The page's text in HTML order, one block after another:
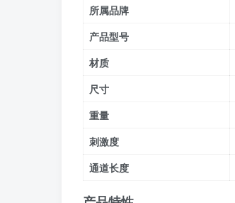
所属品牌
产品型号
材质
尺寸
重量
刺激度
通道长度